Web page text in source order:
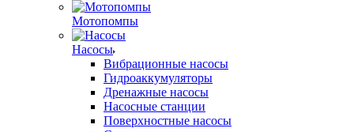
Мотопомпы
Насосы
Вибрационные насосы
Гидроаккумуляторы
Дренажные насосы
Насосные станции
Поверхностные насосы